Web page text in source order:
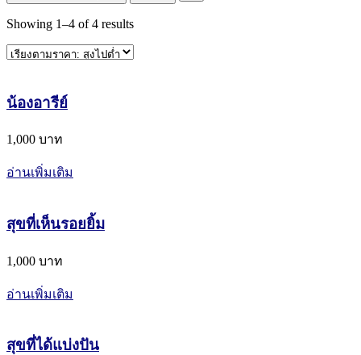
Showing 1–4 of4 results
น้องอารีย์
1,000 บาท
อ่านเพิ่มเติม
สุขที่เห็นรอยยิ้ม
1,000 บาท
อ่านเพิ่มเติม
สุขที่ได้แบ่งปัน